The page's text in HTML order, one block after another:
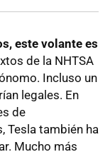
este volante es
de la NHTSA
Incluso un
legales. En
de
Tesla también ha
Mucho más